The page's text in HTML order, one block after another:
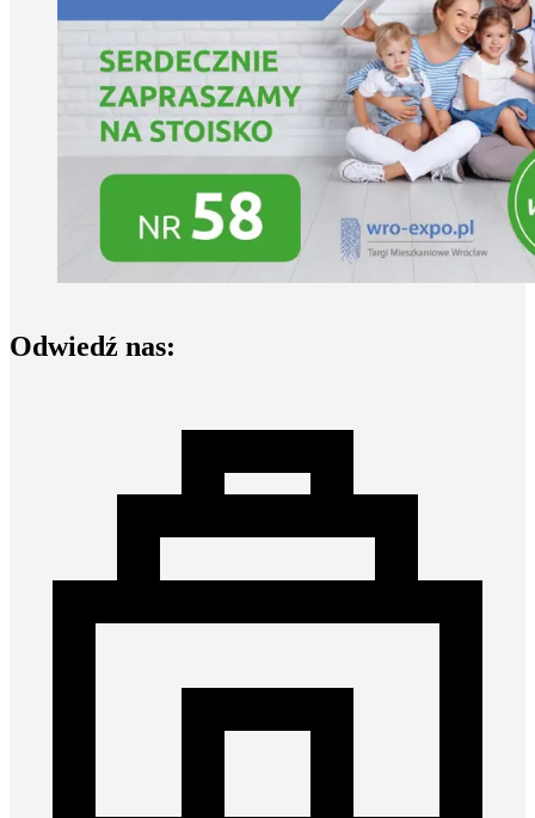
Odwiedź nas: